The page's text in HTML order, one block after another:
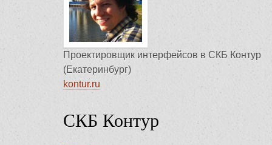
Проектировщик интерфейсов в СКБ Контур
(Екатеринбург)
kontur.ru
СКБ Контур